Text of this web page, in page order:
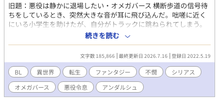
旧題：悪役は静かに退場したい・オメガバース 横断歩道の信号待
ちをしているとき、突然大きな音が耳に飛び込んだ。咄嗟に近く
にいる小学生を助けたが、自分がトラックに跳ねられてしまう。
『三人の攻略対象のルートをクリアしたので、隠しシナリオが現
れたよ。やってみる？』 落としたスマホの画面から現れたゲー
ム説明のテロップに、迷わず『はい』を選択した。その瞬間、ス
マホの画面から現れている光に包まれる。 目を開ければ、既視感
を覚える西洋風の建物の中に立っていた。 トラックに跳ねられた
はずなのに、何故生きているのか。 不思議に思っていたら、目の
前を通った学生の肩が、黒髪の学生の肩とぶつかってしまう。学
続きを読む
文字数 185,866 最終更新日 2026.7.16 登録日 2022.5.19
BL 異世界 転生 ファンタジー 不憫
シリアス
オメガバース
悪役令息 アンダルシュ